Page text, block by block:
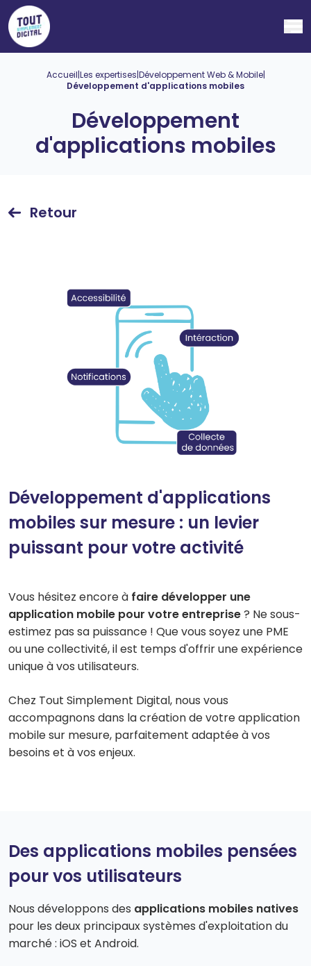
Accueil|Les expertises|Développement Web & Mobile|
Développement d'applications mobiles
Développement
d'applications mobiles
Retour
Développement d'applications
mobiles sur mesure : un levier
puissant pour votre activité
Vous hésitez encore à faire développer une
application mobile pour votre entreprise? Ne sous-
estimez pas sa puissance ! Que vous soyez une PME
ou une collectivité, il est temps d'offrir une expérience
unique à vos utilisateurs.
Chez Tout Simplement Digital, nous vous
accompagnons dans la création de votre application
mobile sur mesure, parfaitement adaptée à vos
besoins et à vos enjeux.
Des applications mobiles pensées
pour vos utilisateurs
Nous développons des applications mobiles natives
pour les deux principaux systèmes d'exploitation du
marché : iOS et Android.